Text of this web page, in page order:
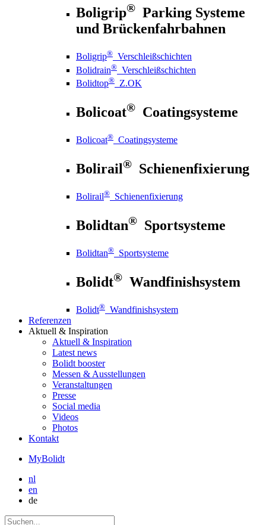
Boligrip® Parking Systeme
und Brückenfahrbahnen
Boligrip® Verschleißschichten
Bolidrain® Verschleißschichten
Bolidtop® Z.OK
Bolicoat® Coatingsysteme
Bolicoat® Coatingsysteme
Bolirail® Schienenfixierung
Bolirail® Schienenfixierung
Bolidtan® Sportsysteme
Bolidtan® Sportsysteme
Bolidt® Wandfinishsystem
Bolidt® Wandfinishsystem
Referenzen
Aktuell & Inspiration
Aktuell & Inspiration
Latest news
Bolidt booster
Messen & Ausstellungen
Veranstaltungen
Presse
Social media
Videos
Photos
Kontakt
MyBolidt
nl
en
de